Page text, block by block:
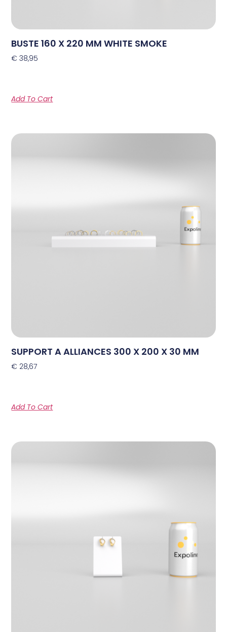
BUSTE 160 X 220 MM WHITE SMOKE
€ 38,95
Add To Cart
SUPPORT A ALLIANCES 300 X 200 X 30 MM
€ 28,67
Add To Cart